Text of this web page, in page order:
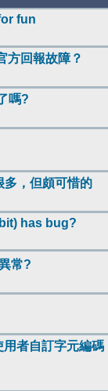
fun
方回報故障？
嗎?
，但頗可惜的
has bug?
常?
者自訂字元編碼